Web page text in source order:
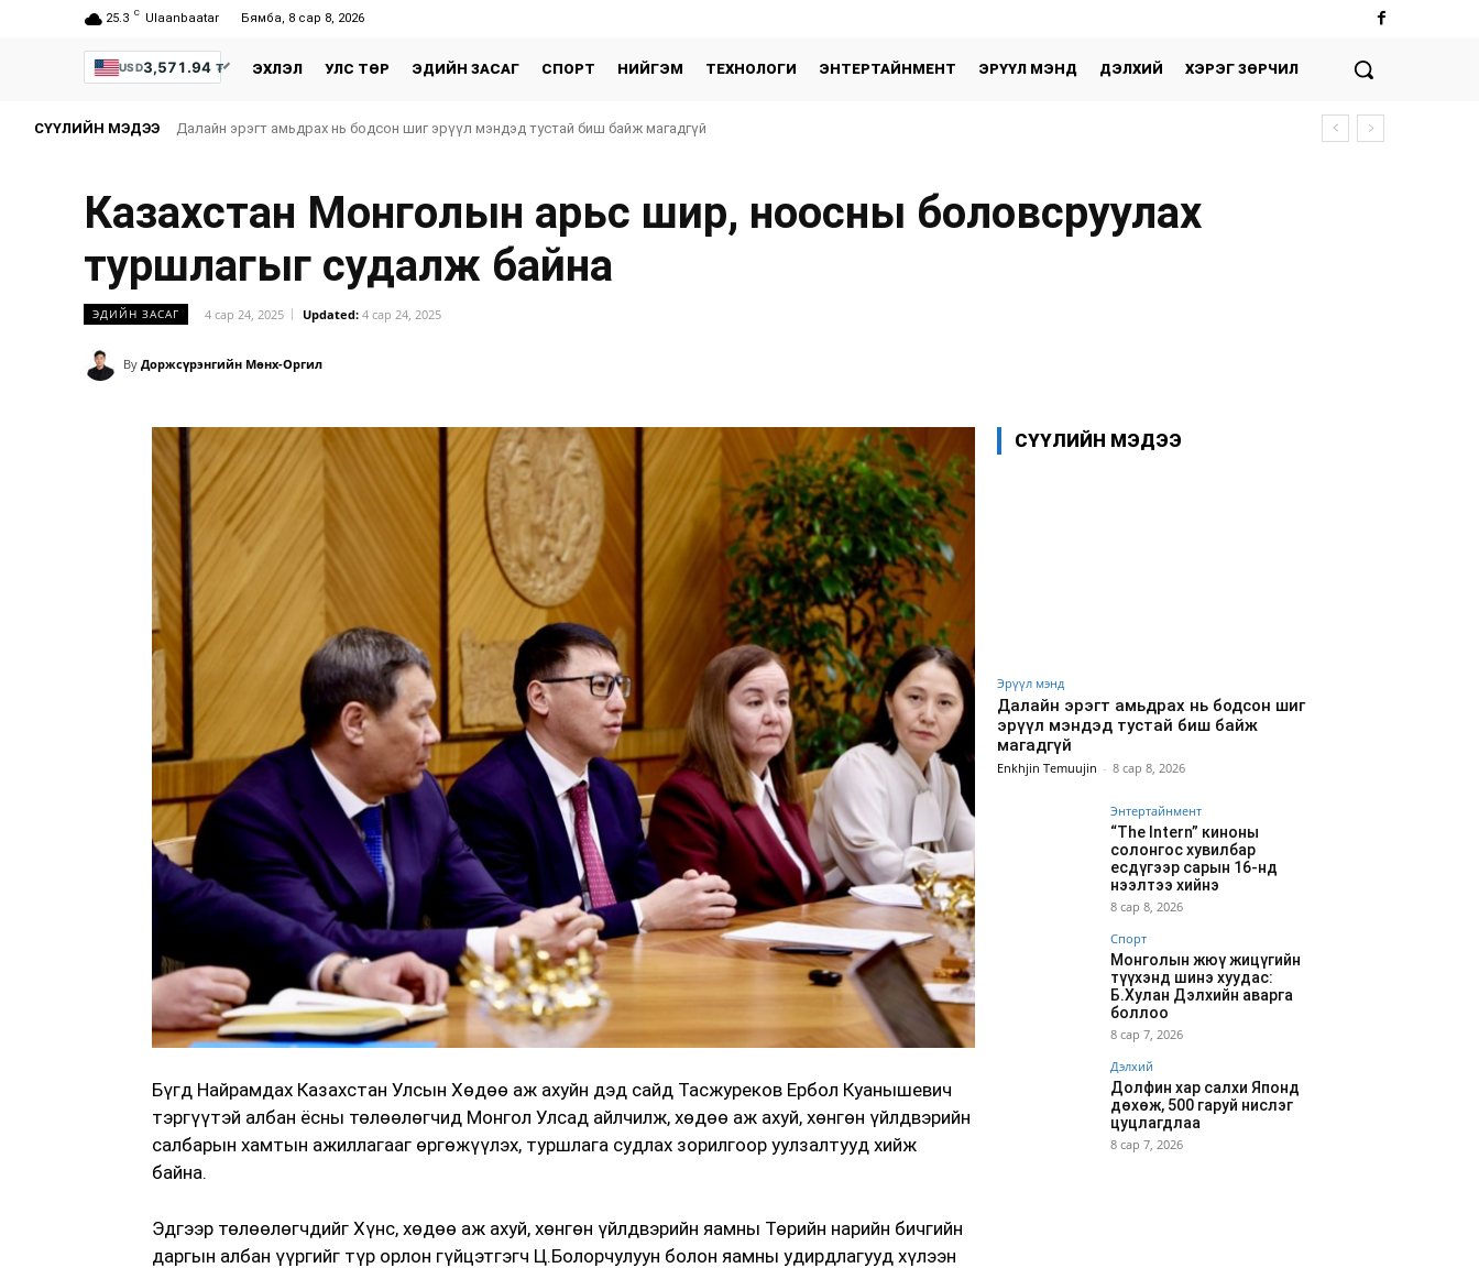
25.3 C Ulaanbaatar Бямба, 8 сар 8, 2026
USD3,571.94 ₮ ЭХЛЭЛ УЛС ТӨР ЭДИЙН ЗАСАГ СПОРТ НИЙГЭМ ТЕХНОЛОГИ ЭНТЕРТАЙНМЕНТ ЭРҮҮЛ МЭНД ДЭЛХИЙ ХЭРЭГ ЗӨРЧИЛ
СҮҮЛИЙН МЭДЭЭ Далайн эрэгт амьдрах нь бодсон шиг эрүүл мэндэд тустай биш байж магадгүй
Казахстан Монголын арьс шир, ноосны боловсруулах
туршлагыг судалж байна
ЭДИЙН ЗАСАГ 4 сар 24, 2025 Updated: 4 сар 24, 2025
By Доржсүрэнгийн Мөнх-Оргил
Бүгд Найрамдах Казахстан Улсын Хөдөө аж ахуйн дэд сайд Тасжуреков Ербол Куанышевич
тэргүүтэй албан ёсны төлөөлөгчид Монгол Улсад айлчилж, хөдөө аж ахуй, хөнгөн үйлдвэрийн
салбарын хамтын ажиллагааг өргөжүүлэх, туршлага судлах зорилгоор уулзалтууд хийж
байна.
Эдгээр төлөөлөгчдийг Хүнс, хөдөө аж ахуй, хөнгөн үйлдвэрийн яамны Төрийн нарийн бичгийн
даргын албан үүргийг түр орлон гүйцэтгэгч Ц.Болорчулуун болон яамны удирдлагууд хүлээн
СҮҮЛИЙН МЭДЭЭ
Эрүүл мэнд
Далайн эрэгт амьдрах нь бодсон шиг
эрүүл мэндэд тустай биш байж
магадгүй
Enkhjin Temuujin - 8 сар 8, 2026
Энтертайнмент
“The Intern” киноны
солонгос хувилбар
есдүгээр сарын 16-нд
нээлтээ хийнэ
8 сар 8, 2026
Спорт
Монголын жюү жицүгийн
түүхэнд шинэ хуудас:
Б.Хулан Дэлхийн аварга
боллоо
8 сар 7, 2026
Дэлхий
Долфин хар салхи Японд
дөхөж, 500 гаруй нислэг
цуцлагдлаа
8 сар 7, 2026